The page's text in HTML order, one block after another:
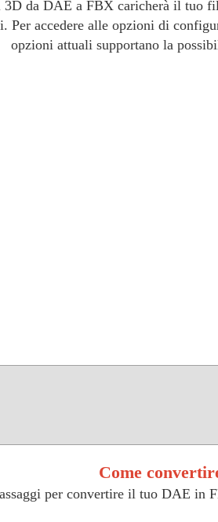
da DAE a FBX caricherà il tuo
Per accedere alle opzioni di
opzioni attuali supportano la
Come
per convertire il tuo DAE in